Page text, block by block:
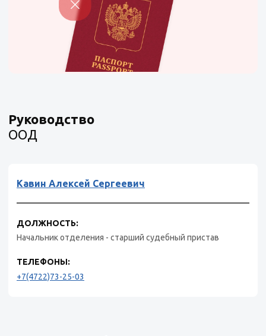
Руководство
ООД
Кавин Алексей Сергеевич
ДОЛЖНОСТЬ:
Начальник отделения - старший судебный пристав
ТЕЛЕФОНЫ:
+7(4722)73-25-03